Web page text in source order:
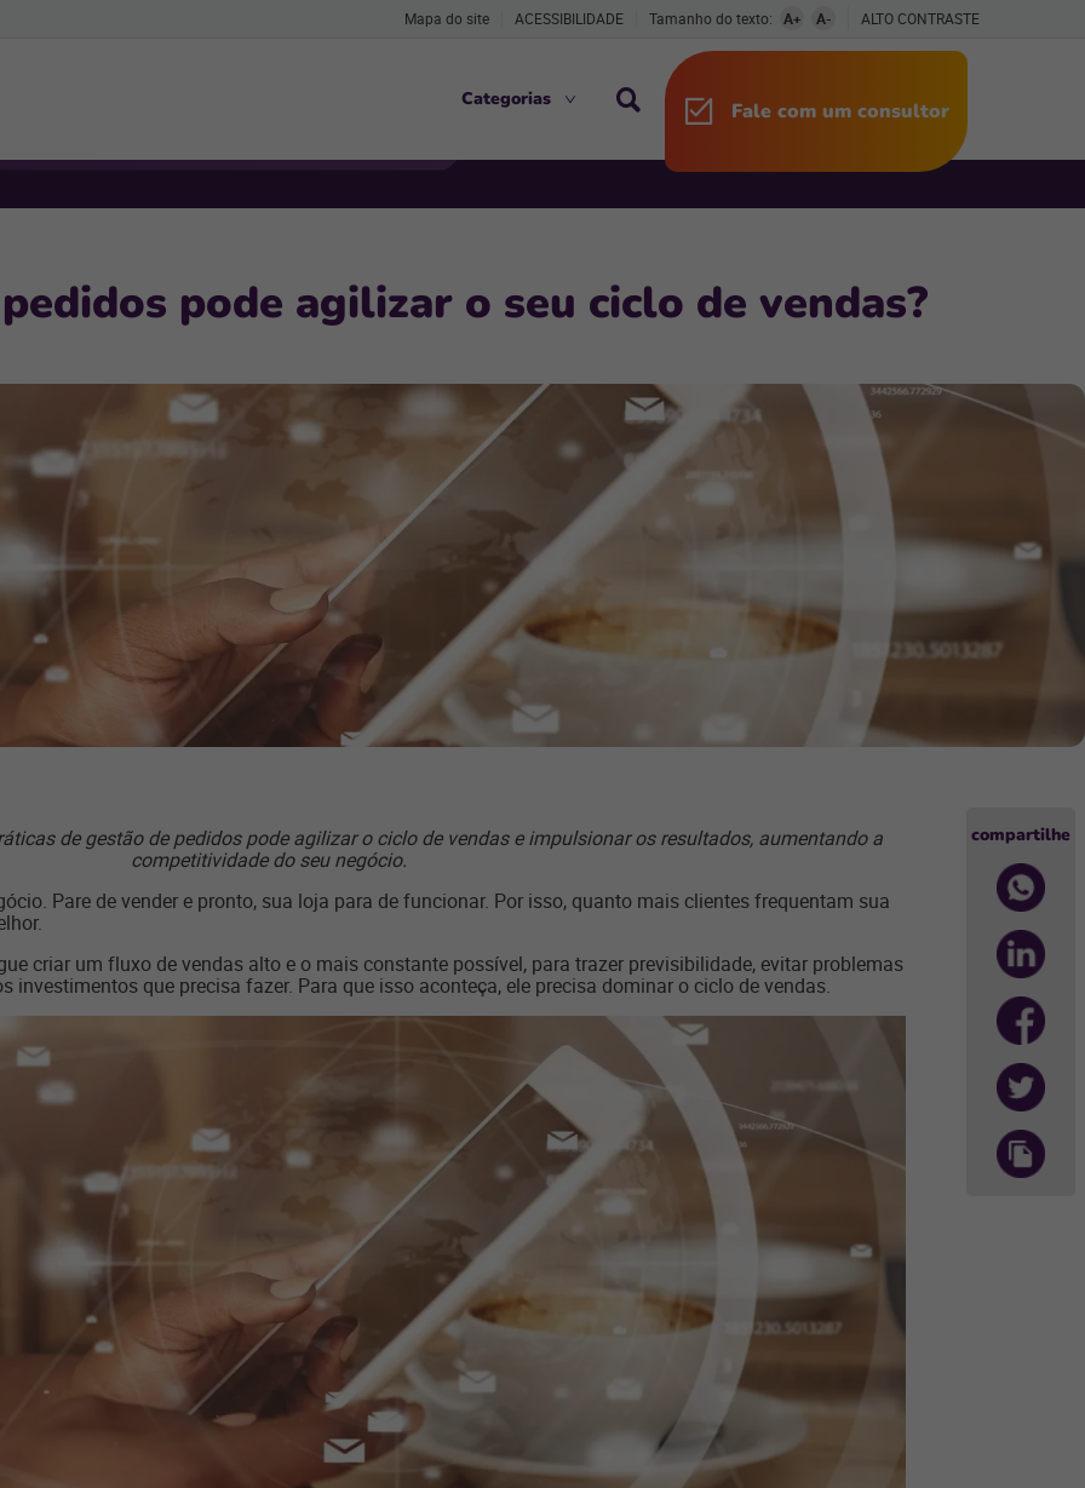
Mapa do site ACESSIBILIDADE Tamanho do texto: A+ A- ALTO CONTRASTE
Categorias Fale com um consultor
pode agilizar o seu ciclo de vendas?
de gestão de pedidos pode agilizar o ciclo de vendas e impulsionar os resultados, aumentando a
competitividade do seu negócio.
Pare de vender e pronto, sua loja para de funcionar. Por isso, quanto mais clientes frequentam sua
criar um fluxo de vendas alto e o mais constante possível, para trazer previsibilidade, evitar problemas
investimentos que precisa fazer. Para que isso aconteça, ele precisa dominar o ciclo de vendas.
compartilhe